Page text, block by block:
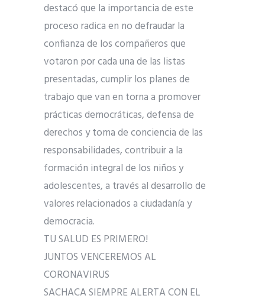
destacó que la importancia de este
proceso radica en no defraudar la
confianza de los compañeros que
votaron por cada una de las listas
presentadas, cumplir los planes de
trabajo que van en torna a promover
prácticas democráticas, defensa de
derechos y toma de conciencia de las
responsabilidades, contribuir a la
formación integral de los niños y
adolescentes, a través al desarrollo de
valores relacionados a ciudadanía y
democracia.
TU SALUD ES PRIMERO!
JUNTOS VENCEREMOS AL
CORONAVIRUS
SACHACA SIEMPRE ALERTA CON EL